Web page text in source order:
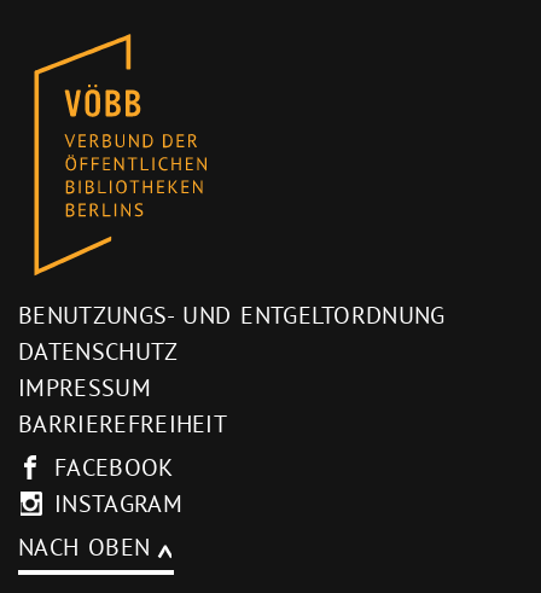
BENUTZUNGS- UND ENTGELTORDNUNG
DATENSCHUTZ
IMPRESSUM
BARRIEREFREIHEIT
FACEBOOK
INSTAGRAM
NACH OBEN